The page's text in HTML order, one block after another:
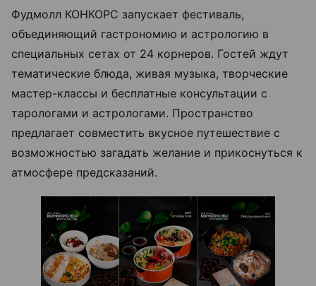
Фудмолл КОНКОРС запускает фестиваль,
объединяющий гастрономию и астрологию в
специальных сетах от 24 корнеров. Гостей ждут
тематические блюда, живая музыка, творческие
мастер-классы и бесплатные консультации с
тарологами и астрологами. Пространство
предлагает совместить вкусное путешествие с
возможностью загадать желание и прикоснуться к
атмосфере предсказаний.